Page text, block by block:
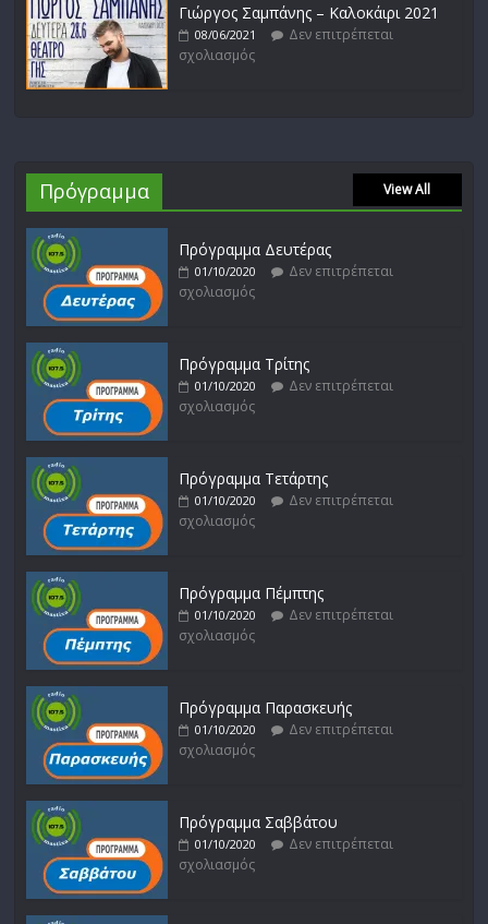
Γιώργος Σαμπάνης – Καλοκάιρι 2021
08/06/2021
Δεν επιτρέπεται
σχολιασμός
Πρόγραμμα View All
Πρόγραμμα Δευτέρας
01/10/2020
Δεν επιτρέπεται
σχολιασμός
Πρόγραμμα Τρίτης
01/10/2020
Δεν επιτρέπεται
σχολιασμός
Πρόγραμμα Τετάρτης
01/10/2020
Δεν επιτρέπεται
σχολιασμός
Πρόγραμμα Πέμπτης
01/10/2020
Δεν επιτρέπεται
σχολιασμός
Πρόγραμμα Παρασκευής
01/10/2020
Δεν επιτρέπεται
σχολιασμός
Πρόγραμμα Σαββάτου
01/10/2020
Δεν επιτρέπεται
σχολιασμός